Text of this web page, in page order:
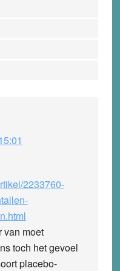
2233760-
van moet
toch het gevoel
placebo-